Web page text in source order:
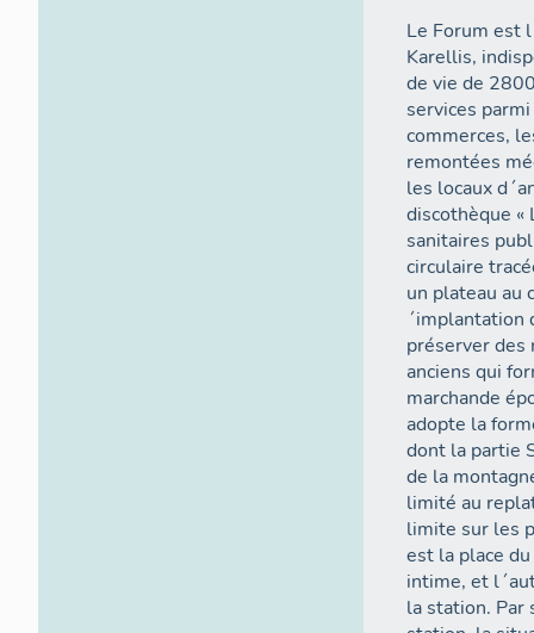
Le Forum est
Karellis,
de vie de
services
commerces,
remontées
les locaux
discothèque «
sanitaires
circulaire
un plateau au
´implantation
préserver des
anciens qui
marchande
adopte la
dont la partie
de la
limité au
limite sur les
est la place
intime, et
la station. Par